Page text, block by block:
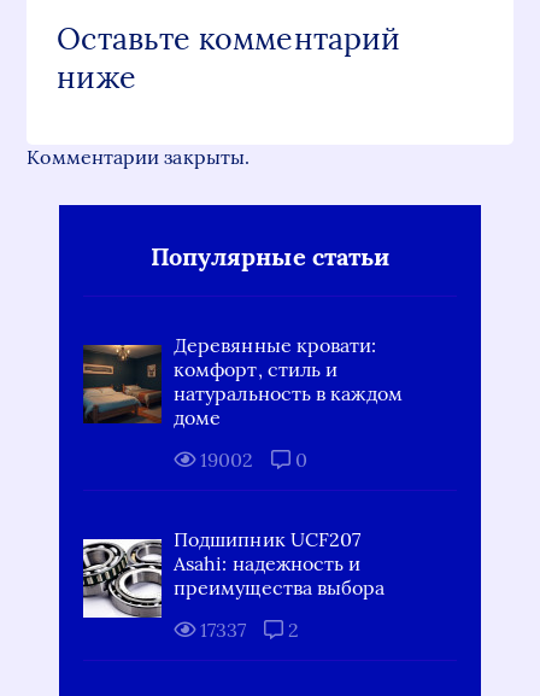
Оставьте комментарий
ниже
Комментарии закрыты.
Популярные статьи
Деревянные кровати:
комфорт, стиль и
натуральность в каждом
доме
19002
0
Подшипник UCF207
Asahi: надежность и
преимущества выбора
17337
2